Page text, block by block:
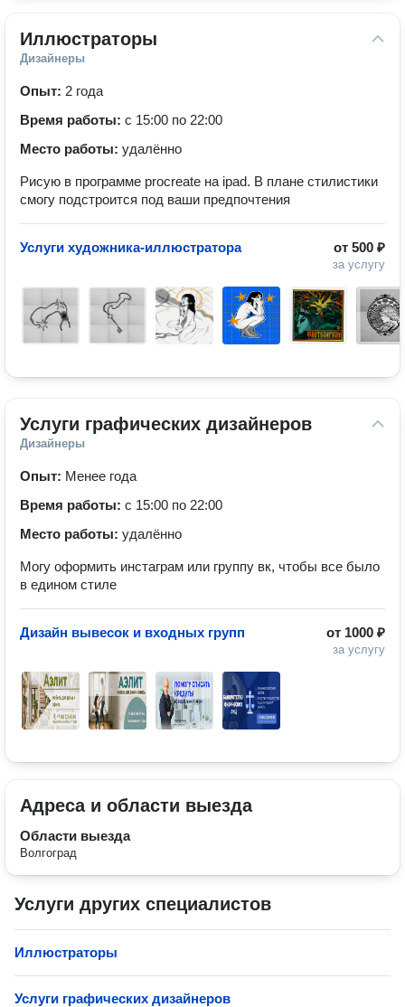
Иллюстраторы
Дизайнеры
Опыт: 2 года
Время работы: с 15:00 по 22:00
Место работы: удалённо
Рисую в программе procreate на ipad. В плане стилистики
смогу подстроится под ваши предпочтения
от 500 ₽
за услугу
Услуги художника-иллюстратора
Услуги графических дизайнеров
Дизайнеры
Опыт: Менее года
Время работы: с 15:00 по 22:00
Место работы: удалённо
Могу оформить инстаграм или группу вк, чтобы все было
в едином стиле
от 1000 ₽
за услугу
Дизайн вывесок и входных групп
Адреса и области выезда
Области выезда
Волгоград
Услуги других специалистов
Иллюстраторы
Услуги графических дизайнеров